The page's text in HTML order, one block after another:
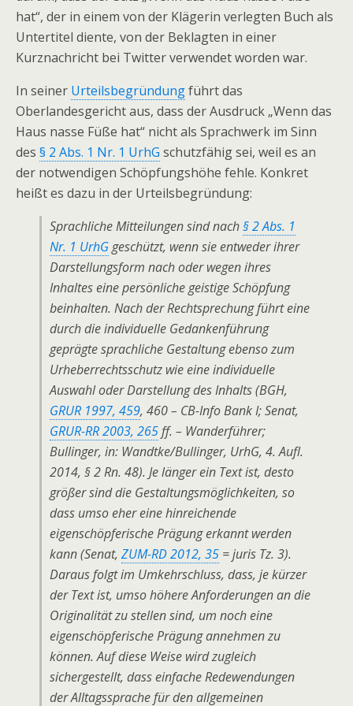
hat“, der in einem von der Klägerin verlegten Buch als
Untertitel diente, von der Beklagten in einer
Kurznachricht bei Twitter verwendet worden war.
In seiner Urteilsbegründungführt das
Oberlandesgericht aus, dass der Ausdruck „Wenn das
Haus nasse Füße hat“ nicht als Sprachwerk im Sinn
des § 2 Abs. 1 Nr. 1 UrhG schutzfähig sei, weil es an
der notwendigen Schöpfungshöhe fehle. Konkret
heißt es dazu in der Urteilsbegründung:
Sprachliche Mitteilungen sind nach§ 2 Abs. 1
Nr. 1 UrhGgeschützt, wenn sie entweder ihrer
Darstellungsform nach oder wegen ihres
Inhaltes eine persönliche geistige Schöpfung
beinhalten. Nach der Rechtsprechung führt eine
durch die individuelle Gedankenführung
geprägte sprachliche Gestaltung ebenso zum
Urheberrechtsschutz wie eine individuelle
Auswahl oder Darstellung des Inhalts (BGH,
GRUR 1997, 459, 460 – CB-Info Bank I; Senat,
GRUR-RR 2003, 265ff. – Wanderführer;
Bullinger, in: Wandtke/Bullinger, UrhG, 4. Aufl.
2014, § 2 Rn. 48). Je länger ein Text ist, desto
größer sind die Gestaltungsmöglichkeiten, so
dass umso eher eine hinreichende
eigenschöpferische Prägung erkannt werden
kann (Senat, ZUM-RD 2012, 35 = juris Tz. 3).
Daraus folgt im Umkehrschluss, dass, je kürzer
der Text ist, umso höhere Anforderungen an die
Originalität zu stellen sind, um noch eine
eigenschöpferische Prägung annehmen zu
können. Auf diese Weise wird zugleich
sichergestellt, dass einfache Redewendungen
der Alltagssprache für den allgemeinen